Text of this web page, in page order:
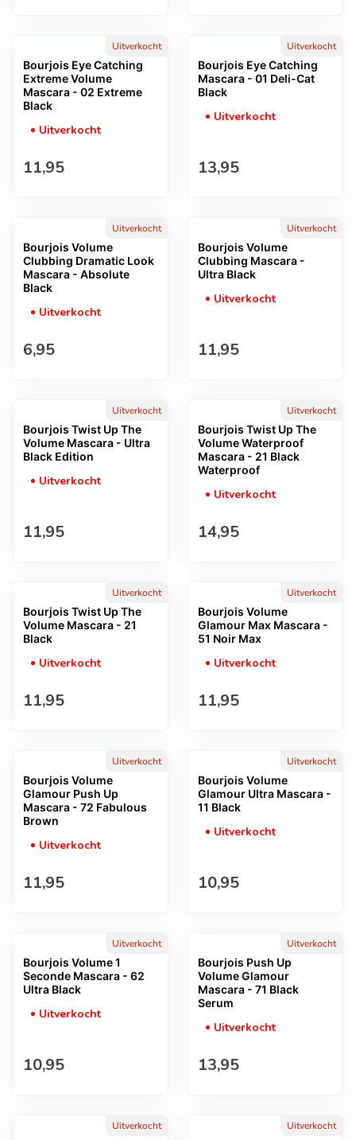
Uitverkocht
Bourjois Eye Catching
Extreme Volume
Mascara - 02 Extreme
Black
Uitverkocht
Normale prijs
11,95
Uitverkocht
Bourjois Eye Catching
Mascara - 01 Deli-Cat
Black
Uitverkocht
Normale prijs
13,95
Uitverkocht
Bourjois Volume
Clubbing Dramatic Look
Mascara - Absolute
Black
Uitverkocht
Normale prijs
6,95
Uitverkocht
Bourjois Volume
Clubbing Mascara -
Ultra Black
Uitverkocht
Normale prijs
11,95
Uitverkocht
Bourjois Twist Up The
Volume Mascara - Ultra
Black Edition
Uitverkocht
Normale prijs
11,95
Uitverkocht
Bourjois Twist Up The
Volume Waterproof
Mascara - 21 Black
Waterproof
Uitverkocht
Normale prijs
14,95
Uitverkocht
Bourjois Twist Up The
Volume Mascara - 21
Black
Uitverkocht
Normale prijs
11,95
Uitverkocht
Bourjois Volume
Glamour Max Mascara -
51 Noir Max
Uitverkocht
Normale prijs
11,95
Uitverkocht
Bourjois Volume
Glamour Push Up
Mascara - 72 Fabulous
Brown
Uitverkocht
Normale prijs
11,95
Uitverkocht
Bourjois Volume
Glamour Ultra Mascara -
11 Black
Uitverkocht
Normale prijs
10,95
Uitverkocht
Bourjois Volume 1
Seconde Mascara - 62
Ultra Black
Uitverkocht
Normale prijs
10,95
Uitverkocht
Bourjois Push Up
Volume Glamour
Mascara - 71 Black
Serum
Uitverkocht
Normale prijs
13,95
Uitverkocht Uitverkocht